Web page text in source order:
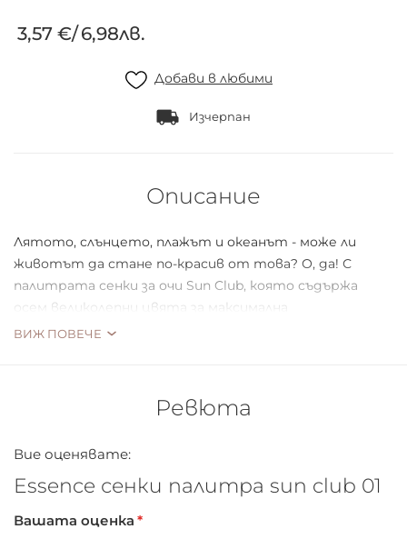
3,57 €/6,98лв.
Добави в любими
Изчерпан
Описание
Лятото, слънцето, плажът и океанът - може ли
животът да стане по-красив от това? О, да! С
палитрата сенки за очи Sun Club, която съдържа
осем великолепни цвята за максимална
привлекателност. Благодарение на практичния мини
ВИЖ ПОВЕЧЕ
Ревюта
Вие оценявате:
Essence сенки палитра sun club 01
Вашата оценка